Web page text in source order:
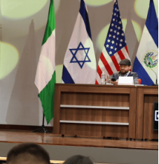
JULIO 24, 2026